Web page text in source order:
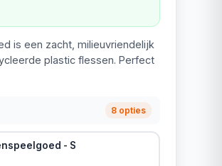
is een zacht, milieuvriendelijk
plastic flessen. Perfect
8 opties
- S